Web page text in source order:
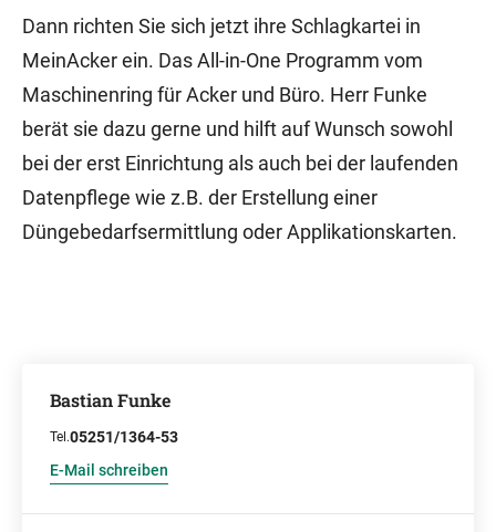
Dann richten Sie sich jetzt ihre Schlagkartei in
MeinAcker ein. Das All-in-One Programm vom
Maschinenring für Acker und Büro. Herr Funke
berät sie dazu gerne und hilft auf Wunsch sowohl
bei der erst Einrichtung als auch bei der laufenden
Datenpflege wie z.B. der Erstellung einer
Düngebedarfsermittlung oder Applikationskarten.
Bastian Funke
Tel.05251/1364-53
E-Mail schreiben